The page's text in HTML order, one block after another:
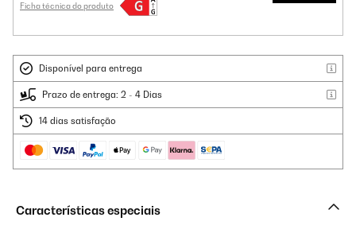
Ficha técnica do produto
Disponível para entrega
Prazo de entrega: 2 - 4 Dias
14 dias satisfação
Características especiais